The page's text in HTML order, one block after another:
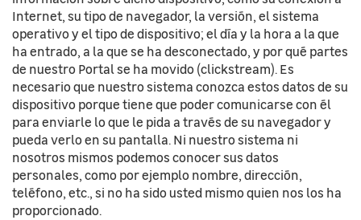
Internet, su tipo de navegador, la versión, el sistema
operativo y el tipo de dispositivo; el día y la hora a la que
ha entrado, a la que se ha desconectado, y por qué partes
de nuestro Portal se ha movido (clickstream). Es
necesario que nuestro sistema conozca estos datos de su
dispositivo porque tiene que poder comunicarse con él
para enviarle lo que le pida a través de su navegador y
pueda verlo en su pantalla. Ni nuestro sistema ni
nosotros mismos podemos conocer sus datos
personales, como por ejemplo nombre, dirección,
teléfono, etc., si no ha sido usted mismo quien nos los ha
proporcionado.